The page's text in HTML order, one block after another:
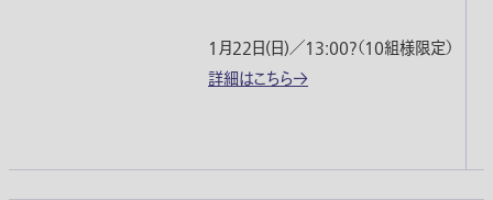
1月22日(日)／13:00?（10組様限定）
詳細はこちら→